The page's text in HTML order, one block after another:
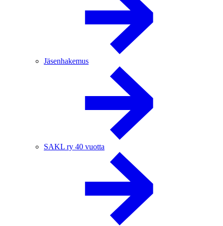
Jäsenhakemus
SAKL ry 40 vuotta